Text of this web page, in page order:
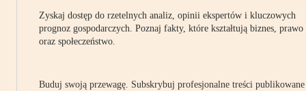
Zyskaj dostęp do rzetelnych analiz, opinii ekspertów i kluczowych
prognoz gospodarczych. Poznaj fakty, które kształtują biznes, prawo
oraz społeczeństwo.
Buduj swoją przewagę. Subskrybuj profesjonalne treści publikowane